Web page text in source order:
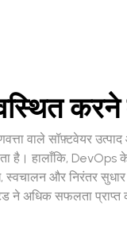
वाले सॉफ़्टवेयर
है। हालाँकि,
और निरंतर
ने अधिक सफलता